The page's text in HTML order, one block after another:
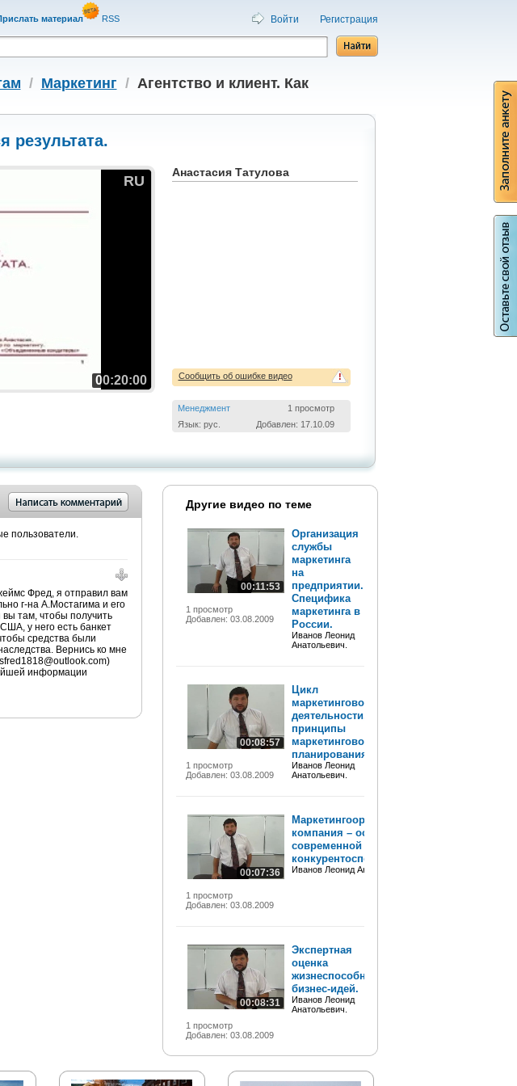
материал RSS Войти Регистрация
/ Маркетинг / Агентство и клиент. Как
результата.
RU
00:20:00
Анастасия Татулова
!
Сообщить об ошибке видео
Менеджмент
1 просмотр
Язык: рус.
Добавлен: 17.10.09
пользователи.
Фред, я отправил вам
г-на А.Мостагима и его
вы там, чтобы получить
у него есть банкет
средства были
Вернись ко мне
информации
Другие видео по теме
00:11:53
1 просмотр
Добавлен: 03.08.2009
Организация
службы
маркетинга
на
предприятии.
Специфика
маркетинга в
России.
Иванов Леонид
Анатольевич.
00:08:57
1 просмотр
Добавлен: 03.08.2009
Цикл
маркетинговой
деятельности,
принципы
маркетингового
планирования.
Иванов Леонид
Анатольевич.
00:07:36
1 просмотр
Добавлен: 03.08.2009
Маркетингоориентированная
компания – основа
современной
конкурентоспособности.
Иванов Леонид Анатольевич.
00:08:31
1 просмотр
Добавлен: 03.08.2009
Экспертная
оценка
жизнеспособности
бизнес-идей.
Иванов Леонид
Анатольевич.